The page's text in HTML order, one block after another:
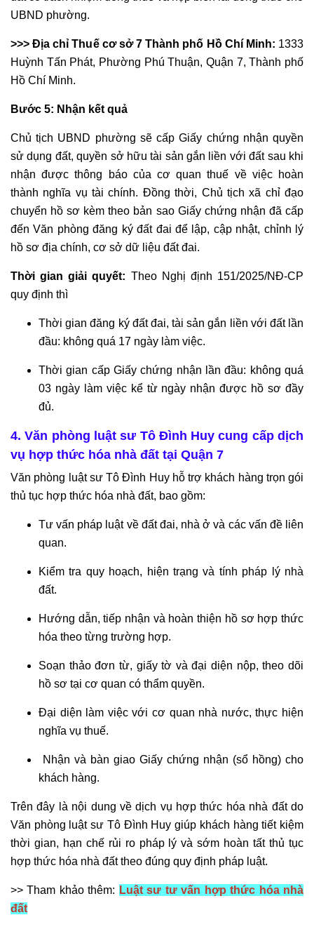
UBND phường.
>>> Địa chỉ Thuế cơ sở 7 Thành phố Hồ Chí Minh: 1333
Huỳnh Tấn Phát, Phường Phú Thuận, Quận 7, Thành phố
Hồ Chí Minh.
Bước 5: Nhận kết quả
Chủ tịch UBND phường sẽ cấp Giấy chứng nhận quyền
sử dụng đất, quyền sở hữu tài sản gắn liền với đất sau khi
nhận được thông báo của cơ quan thuế về việc hoàn
thành nghĩa vụ tài chính. Đồng thời, Chủ tịch xã chỉ đạo
chuyển hồ sơ kèm theo bản sao Giấy chứng nhận đã cấp
đến Văn phòng đăng ký đất đai để lập, cập nhật, chỉnh lý
hồ sơ địa chính, cơ sở dữ liệu đất đai.
Thời gian giải quyết: Theo Nghị định 151/2025/NĐ-CP
quy định thì
Thời gian đăng ký đất đai, tài sản gắn liền với đất lần
đầu: không quá 17 ngày làm việc.
Thời gian cấp Giấy chứng nhận lần đầu: không quá
03 ngày làm việc kể từ ngày nhận được hồ sơ đầy
đủ.
4. Văn phòng luật sư Tô Đình Huy cung cấp dịch
vụ hợp thức hóa nhà đất tại Quận 7
Văn phòng luật sư Tô Đình Huy hỗ trợ khách hàng trọn gói
thủ tục hợp thức hóa nhà đất, bao gồm:
Tư vấn pháp luật về đất đai, nhà ở và các vấn đề liên
quan.
Kiểm tra quy hoạch, hiện trạng và tính pháp lý nhà
đất.
Hướng dẫn, tiếp nhận và hoàn thiện hồ sơ hợp thức
hóa theo từng trường hợp.
Soạn thảo đơn từ, giấy tờ và đại diện nộp, theo dõi
hồ sơ tại cơ quan có thẩm quyền.
Đại diện làm việc với cơ quan nhà nước, thực hiện
nghĩa vụ thuế.
Nhận và bàn giao Giấy chứng nhận (sổ hồng) cho
khách hàng.
Trên đây là nội dung về dịch vụ hợp thức hóa nhà đất do
Văn phòng luật sư Tô Đình Huy giúp khách hàng tiết kiệm
thời gian, hạn chế rủi ro pháp lý và sớm hoàn tất thủ tục
hợp thức hóa nhà đất theo đúng quy định pháp luật.
>> Tham khảo thêm: Luật sư tư vấn hợp thức hóa nhà
đất